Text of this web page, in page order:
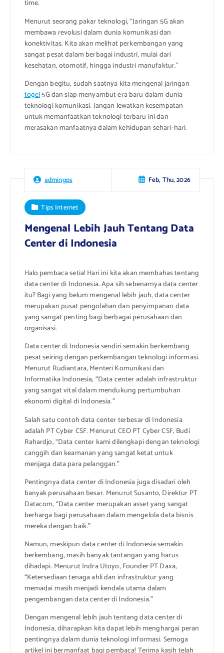
time.
Menurut seorang pakar teknologi, “Jaringan 5G akan
membawa revolusi dalam dunia komunikasi dan
konektivitas. Kita akan melihat perkembangan yang
sangat pesat dalam berbagai industri, mulai dari
kesehatan, otomotif, hingga industri manufaktur.”
Dengan begitu, sudah saatnya kita mengenal jaringan
togel5G dan siap menyambut era baru dalam dunia
teknologi komunikasi. Jangan lewatkan kesempatan
untuk memanfaatkan teknologi terbaru ini dan
merasakan manfaatnya dalam kehidupan sehari-hari.
admingps Feb, Thu, 2026
Tips Internet
Mengenal Lebih Jauh Tentang Data
Center di Indonesia
Halo pembaca setia! Hari ini kita akan membahas tentang
data center di Indonesia. Apa sih sebenarnya data center
itu? Bagi yang belum mengenal lebih jauh, data center
merupakan pusat pengolahan dan penyimpanan data
yang sangat penting bagi berbagai perusahaan dan
organisasi.
Data center di Indonesia sendiri semakin berkembang
pesat seiring dengan perkembangan teknologi informasi.
Menurut Rudiantara, Menteri Komunikasi dan
Informatika Indonesia, “Data center adalah infrastruktur
yang sangat vital dalam mendukung pertumbuhan
ekonomi digital di Indonesia.”
Salah satu contoh data center terbesar di Indonesia
adalah PT Cyber CSF. Menurut CEO PT Cyber CSF, Budi
Rahardjo, “Data center kami dilengkapi dengan teknologi
canggih dan keamanan yang sangat ketat untuk
menjaga data para pelanggan.”
Pentingnya data center di Indonesia juga disadari oleh
banyak perusahaan besar. Menurut Susanto, Direktur PT
Datacom, “Data center merupakan asset yang sangat
berharga bagi perusahaan dalam mengelola data bisnis
mereka dengan baik.”
Namun, meskipun data center di Indonesia semakin
berkembang, masih banyak tantangan yang harus
dihadapi. Menurut Indra Utoyo, Founder PT Daxa,
“Ketersediaan tenaga ahli dan infrastruktur yang
memadai masih menjadi kendala utama dalam
pengembangan data center di Indonesia.”
Dengan mengenal lebih jauh tentang data center di
Indonesia, diharapkan kita dapat lebih menghargai peran
pentingnya dalam dunia teknologi informasi. Semoga
artikel ini bermanfaat bagi pembaca! Terima kasih telah